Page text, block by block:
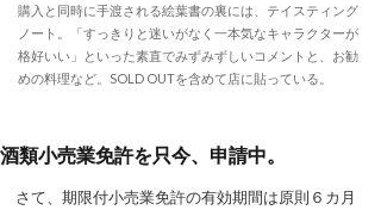
購入と同時に手渡される絵葉書の裏には、テイスティング
ノート。「すっきりと迷いがなく一本気なキャラクターが
格好いい」といった素直でみずみずしいコメントと、お勧
めの料理など。SOLD OUTを含めて店に貼っている。
酒類小売業免許を只今、申請中。
さて、期限付小売業免許の有効期間は原則６カ月